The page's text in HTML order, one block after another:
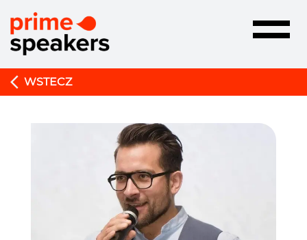
Toggle
WSTECZ